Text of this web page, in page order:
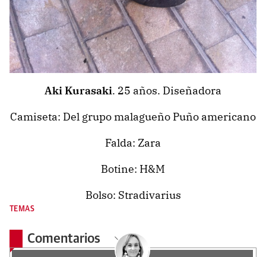
Aki Kurasaki. 25 años. Diseñadora
Camiseta: Del grupo malagueño Puño americano
Falda: Zara
Botine: H&M
Bolso: Stradivarius
TEMAS
Comentarios